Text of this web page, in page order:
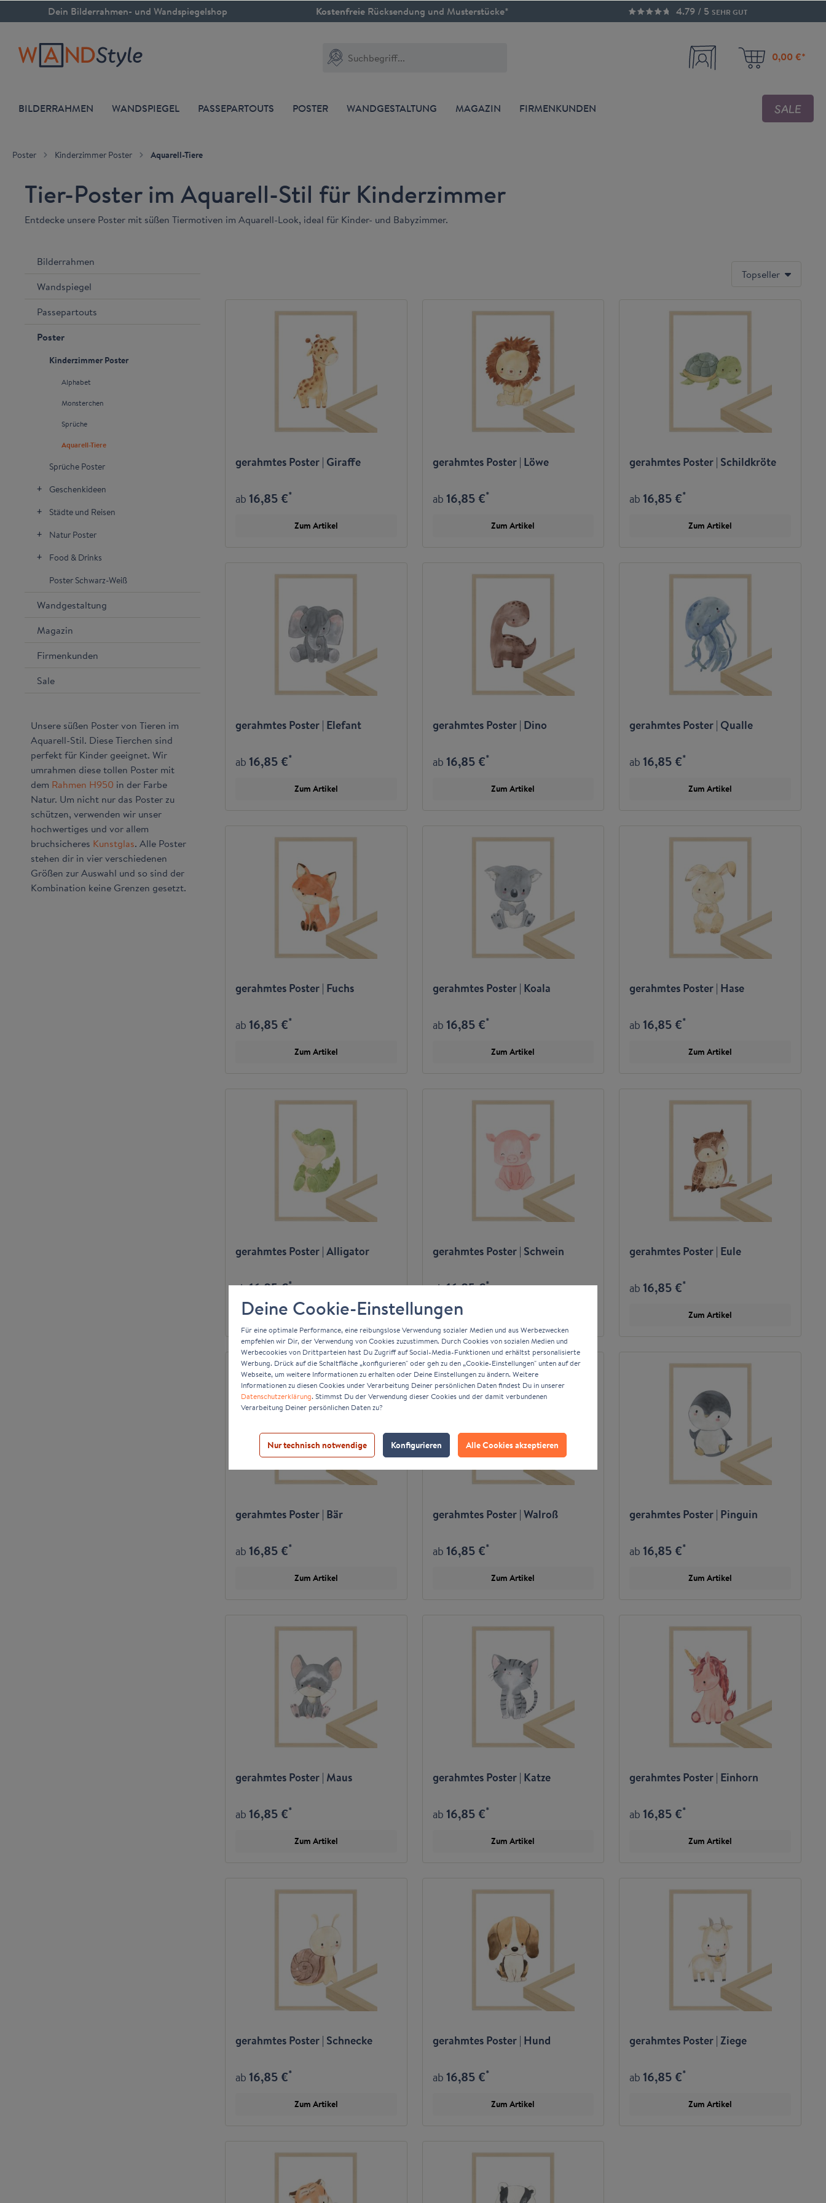
springenDein Bilderrahmen- und Wandspiegelshop Kostenfreie Rücksendung und Musterstücke* 4.79 / 5 SEHR GUT
0,00 €*
BILDERRAHMEN WANDSPIEGEL PASSEPARTOUTS POSTER WANDGESTALTUNG MAGAZIN FIRMENKUNDEN SALE
Poster Kinderzimmer Poster Aquarell-Tiere
Tier-Poster im Aquarell-Stil für Kinderzimmer
Entdecke unsere Poster mit süßen Tiermotiven im Aquarell-Look, ideal für Kinder- und Babyzimmer.
Bilderrahmen
Wandspiegel
Passepartouts
Poster
Kinderzimmer Poster
Alphabet
Monsterchen
Sprüche
Aquarell-Tiere
Sprüche Poster
Geschenkideen
Städte und Reisen
Natur Poster
Food & Drinks
Poster Schwarz-Weiß
Wandgestaltung
Magazin
Firmenkunden
Sale
Unsere süßen Poster von Tieren im
Aquarell-Stil. Diese Tierchen sind
perfekt für Kinder geeignet. Wir
umrahmen diese tollen Poster mit
dem Rahmen H950 in der Farbe
Natur. Um nicht nur das Poster zu
schützen, verwenden wir unser
hochwertiges und vor allem
bruchsicheres Kunstglas. Alle Poster
stehen dir in vier verschiedenen
Größen zur Auswahl und so sind der
Kombination keine Grenzen gesetzt.
Topseller
gerahmtes Poster | Giraffe
ab16,85 €*
Zum Artikel
gerahmtes Poster | Löwe
ab16,85 €*
Zum Artikel
gerahmtes Poster | Schildkröte
ab 16,85 €*
Zum Artikel
gerahmtes Poster | Elefant
ab16,85 €*
Zum Artikel
gerahmtes Poster | Dino
ab16,85 €*
Zum Artikel
gerahmtes Poster | Qualle
ab 16,85 €*
Zum Artikel
gerahmtes Poster | Fuchs
ab16,85 €*
Zum Artikel
gerahmtes Poster | Koala
ab16,85 €*
Zum Artikel
gerahmtes Poster | Hase
ab 16,85 €*
Zum Artikel
gerahmtes Poster | Alligator
ab16,85 €*
Zum Artikel
gerahmtes Poster | Schwein
ab16,85 €*
gerahmtes Poster | Eule
ab 16,85 €*
Zum Artikel
gerahmtes Poster | Bär
ab16,85 €*
Zum Artikel
gerahmtes Poster | Walroß
ab16,85 €*
Zum Artikel
gerahmtes Poster | Pinguin
ab 16,85 €*
Zum Artikel
gerahmtes Poster | Maus
ab16,85 €*
Zum Artikel
gerahmtes Poster | Katze
ab16,85 €*
Zum Artikel
gerahmtes Poster | Einhorn
ab 16,85 €*
Zum Artikel
gerahmtes Poster | Schnecke
ab16,85 €*
Zum Artikel
gerahmtes Poster | Hund
ab16,85 €*
Zum Artikel
gerahmtes Poster | Ziege
ab 16,85 €*
Zum Artikel
Deine Cookie-Einstellungen
Für eine optimale Performance, eine reibungslose Verwendung sozialer Medien und aus Werbezwecken
empfehlen wir Dir, der Verwendung von Cookies zuzustimmen. Durch Cookies von sozialen Medien und
Werbecookies von Drittparteien hast Du Zugriff auf Social-Media-Funktionen und erhältst personalisierte
Werbung. Drück auf die Schaltfläche „konfigurieren" oder geh zu den „Cookie-Einstellungen" unten auf der
Webseite, um weitere Informationen zu erhalten oder Deine Einstellungen zu ändern. Weitere
Informationen zu diesen Cookies under Verarbeitung Deiner persönlichen Daten findest Du in unserer
Datenschutzerklärung. Stimmst Du der Verwendung dieser Cookies und der damit verbundenen
Verarbeitung Deiner persönlichen Daten zu?
Nur technisch notwendige Konfigurieren Alle Cookies akzeptieren